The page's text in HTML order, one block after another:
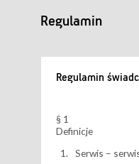
Regulamin
Regulamin
§ 1
Definicje
Serwis –